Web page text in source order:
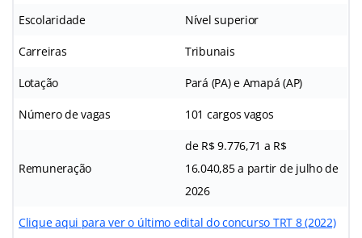
Escolaridade Nível superior
Carreiras Tribunais
Lotação Pará (PA) e Amapá (AP)
Número de vagas 101 cargos vagos
Remuneração
de R$ 9.776,71 a R$
16.040,85 a partir de julho de
2026
Clique aqui para ver o último edital do concurso TRT 8 (2022)